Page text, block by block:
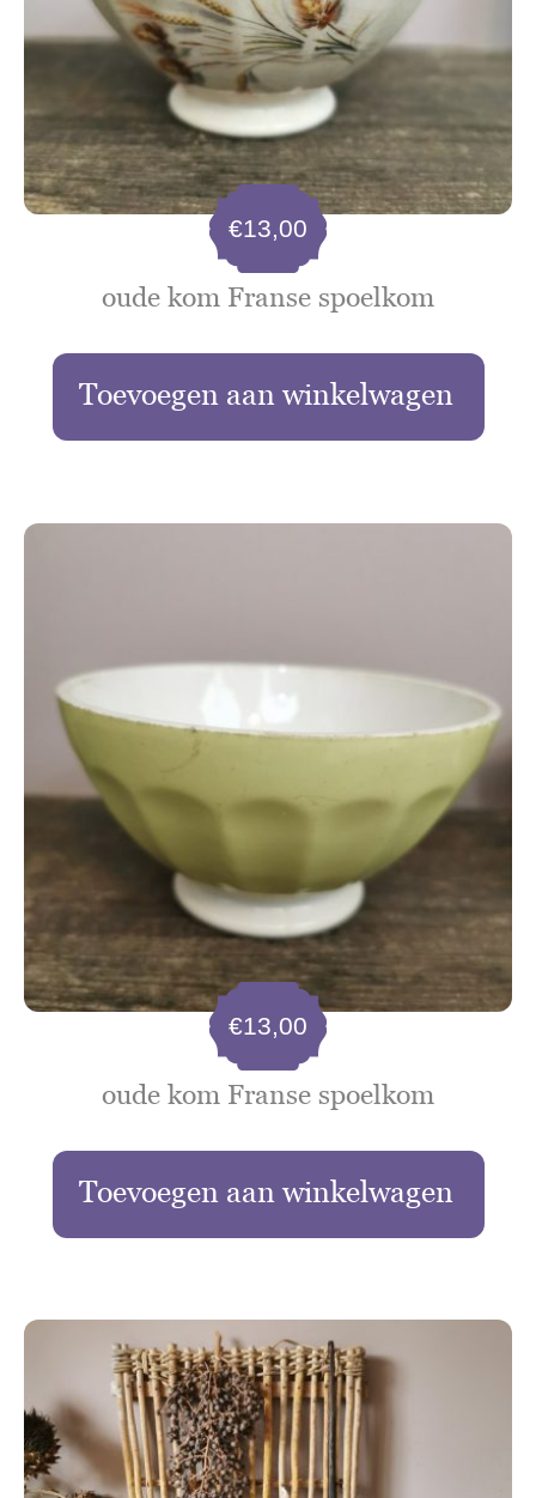
oude kom Franse spoelkom
€13,00
Toevoegen aan winkelwagen
oude kom Franse spoelkom
€13,00
Toevoegen aan winkelwagen